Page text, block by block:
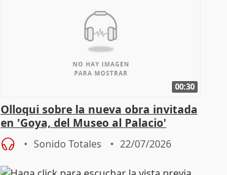
00:30
Olloqui sobre la nueva obra invitada
en 'Goya, del Museo al Palacio'
Sonido Totales 22/07/2026